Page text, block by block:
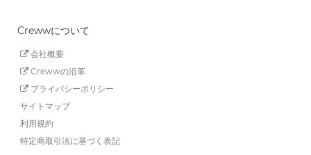
Crewwについて
会社概要
Crewwの沿革
プライバシーポリシー
サイトマップ
利用規約
特定商取引法に基づく表記